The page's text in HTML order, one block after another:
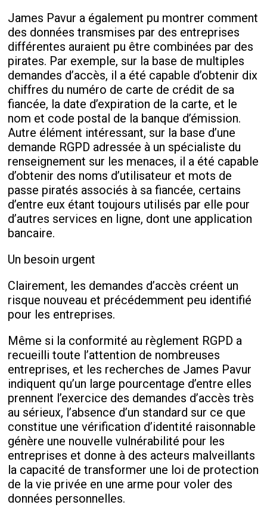
James Pavur a également pu montrer comment
des données transmises par des entreprises
différentes auraient pu être combinées par des
pirates. Par exemple, sur la base de multiples
demandes d’accès, il a été capable d’obtenir dix
chiffres du numéro de carte de crédit de sa
fiancée, la date d’expiration de la carte, et le
nom et code postal de la banque d’émission.
Autre élément intéressant, sur la base d’une
demande RGPD adressée à un spécialiste du
renseignement sur les menaces, il a été capable
d’obtenir des noms d’utilisateur et mots de
passe piratés associés à sa fiancée, certains
d’entre eux étant toujours utilisés par elle pour
d’autres services en ligne, dont une application
bancaire.
Un besoin urgent
Clairement, les demandes d’accès créent un
risque nouveau et précédemment peu identifié
pour les entreprises.
Même si la conformité au règlement RGPD a
recueilli toute l’attention de nombreuses
entreprises, et les recherches de James Pavur
indiquent qu’un large pourcentage d’entre elles
prennent l’exercice des demandes d’accès très
au sérieux, l’absence d’un standard sur ce que
constitue une vérification d’identité raisonnable
génère une nouvelle vulnérabilité pour les
entreprises et donne à des acteurs malveillants
la capacité de transformer une loi de protection
de la vie privée en une arme pour voler des
données personnelles.